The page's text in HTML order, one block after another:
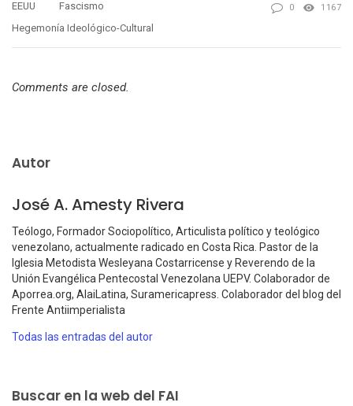
EEUU
Fascismo
Hegemonía Ideológico-Cultural
0 1167
Comments are closed.
Autor
José A. Amesty Rivera
Teólogo, Formador Sociopolítico, Articulista político y teológico
venezolano, actualmente radicado en Costa Rica. Pastor de la
Iglesia Metodista Wesleyana Costarricense y Reverendo de la
Unión Evangélica Pentecostal Venezolana UEPV. Colaborador de
Aporrea.org, AlaiLatina, Suramericapress. Colaborador del blog del
Frente Antiimperialista
Todas las entradas del autor
Buscar en la web del FAI